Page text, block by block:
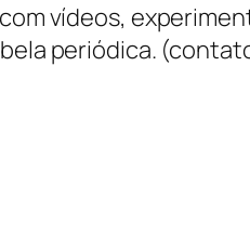
vídeos,
periódica.